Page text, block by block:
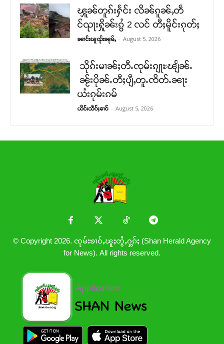
ၾူၼ်တူၵ်းႁႅင်း လိၼ်ၵူၼ်ႇတဵ
င်ၺႃးႁိူၼ်းၵွႆ 2 လင် တီႈမိူင်းၵုတ်ႈ
ၼၢင်းၽူၺ်းၼုမ်ႇ - August 5, 2026
သိုၵ်းမၢၼ်ႈတီႉၸုမ်းၵျႃႊၽျႅၼ်ႉ
ၼႂ်းပိုၼ်ႉတီႈပျီႇတူႉၸိတ်ႉၼႃး
ယႆးၵုမ်းၵမ်
ယိင်းသဵဝ်ႈၶၢဝ် - August 5, 2026
© Copyright 2026. ၸုမ်းၶၢဝ်ႇၽူႈတွႆႇႁွၵ်ႈ (Shan Herald Agency
for News). All rights reserved.